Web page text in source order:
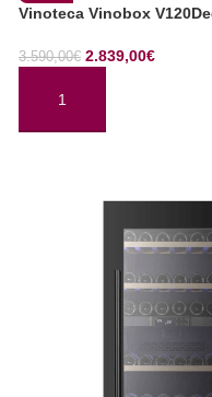
Vinoteca Vinobox
3.590,00€ 2.839,00€
AÑADIR AL CARRITO